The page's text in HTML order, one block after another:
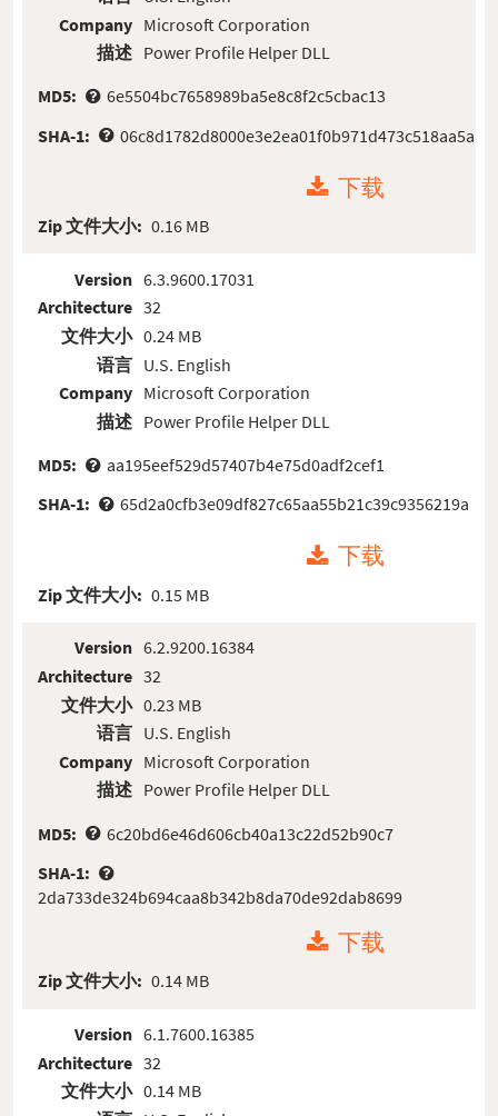
Company
描述
Microsoft Corporation
Power Profile Helper DLL
MD5:
6e5504bc7658989ba5e8c8f2c5cbac13
SHA-1:
06c8d1782d8000e3e2ea01f0b971d473c518aa5a
下载
Zip 文件大小: 0.16 MB
Version
Architecture
文件大小
语言
Company
描述
6.3.9600.17031
32
0.24 MB
U.S. English
Microsoft Corporation
Power Profile Helper DLL
MD5:
aa195eef529d57407b4e75d0adf2cef1
SHA-1:
65d2a0cfb3e09df827c65aa55b21c39c9356219a
下载
Zip 文件大小: 0.15 MB
Version
Architecture
文件大小
语言
Company
描述
6.2.9200.16384
32
0.23 MB
U.S. English
Microsoft Corporation
Power Profile Helper DLL
MD5:
6c20bd6e46d606cb40a13c22d52b90c7
SHA-1:
2da733de324b694caa8b342b8da70de92dab8699
下载
Zip 文件大小: 0.14 MB
Version
Architecture
文件大小
6.1.7600.16385
32
0.14 MB